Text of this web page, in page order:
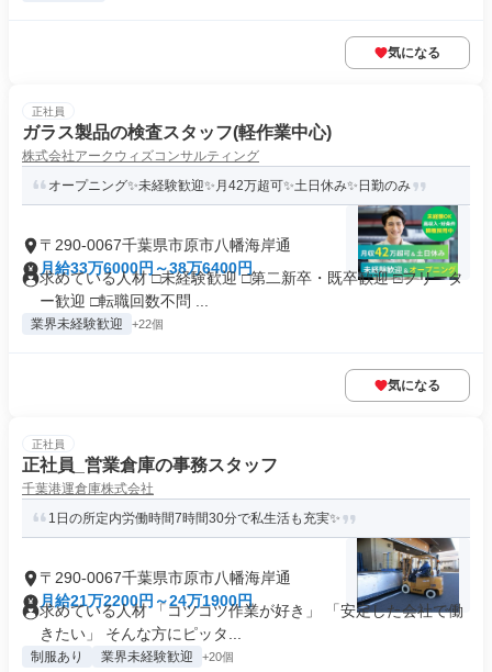
気になる
正社員
ガラス製品の検査スタッフ(軽作業中心)
株式会社アークウィズコンサルティング
オープニング✨未経験歓迎✨月42万超可✨土日休み✨日勤のみ
〒290-0067千葉県市原市八幡海岸通
月給33万6000円～38万6400円
求めている人材 □未経験歓迎 □第二新卒・既卒歓迎 □フリータ
ー歓迎 □転職回数不問 ...
業界未経験歓迎 +22個
気になる
正社員
正社員_営業倉庫の事務スタッフ
千葉港運倉庫株式会社
1日の所定内労働時間7時間30分で私生活も充実✨
〒290-0067千葉県市原市八幡海岸通
月給21万2200円～24万1900円
求めている人材 「コツコツ作業が好き」 「安定した会社で働
きたい」 そんな方にピッタ...
制服あり 業界未経験歓迎 +20個